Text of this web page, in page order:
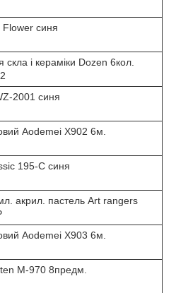
Flower синя
і кераміки Dozen 6кол.
2001 синя
Aodemei X902 6м.
195-C синя
акрил. пастель Art rangers
Aodemei X903 6м.
М-970 8предм.